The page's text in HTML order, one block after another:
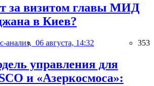
за визитом главы МИД
в Киев?
анализ, 06 августа, 14:32 353
управления для
и «Азеркосмоса»: